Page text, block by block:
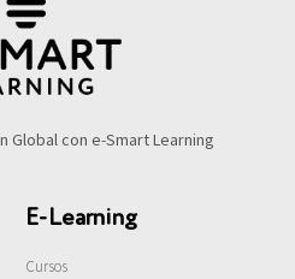
Global con e-Smart Learning
E-Learning
Cursos